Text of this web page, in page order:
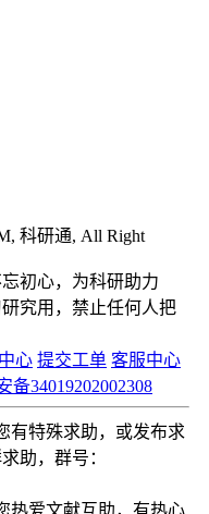
科研通, All Right
初心，为科研助力
究用，禁止任何人把
心 提交工单 客服中心
备34019202002308
有特殊求助，或发布求
助，群号：
热爱文献互助，有热心